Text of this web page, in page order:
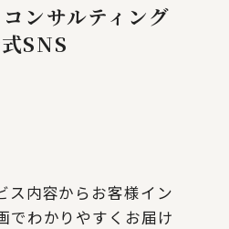
ンサルティング
SNS
ス内容からお客様イン
でわかりやすくお届け